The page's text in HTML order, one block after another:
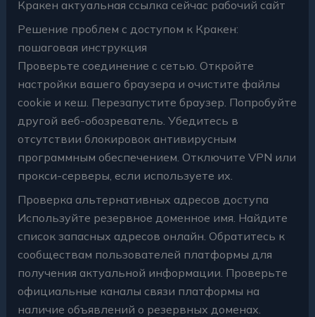
Кракен актуальная ссылка сейчас рабочий сайт
Решение проблем с доступом к Кракен:
пошаговая инструкция
Проверьте соединение с сетью. Откройте
настройки вашего браузера и очистите файлы
cookie и кеш. Перезапустите браузер. Попробуйте
другой веб-обозреватель. Убедитесь в
отсутствии блокировок антивирусным
программным обеспечением. Отключите VPN или
прокси-серверы, если используете их.
Проверка альтернативных адресов доступа
Используйте резервное доменное имя. Найдите
список запасных адресов онлайн. Обратитесь к
сообществам пользователей платформы для
получения актуальной информации. Проверьте
официальные каналы связи платформы на
наличие объявлений о резервных доменах.